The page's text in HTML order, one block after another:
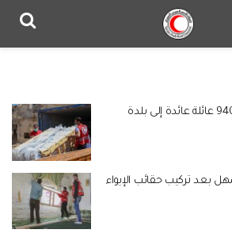
الهلال الأحمر يستجيب لـ940 عائلة عائدة إلى بلدة
بات أسهل بعد تركيب حقائب الإيواء